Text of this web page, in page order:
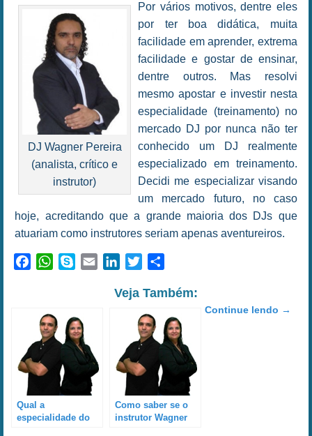
DJ Wagner Pereira
(analista, crítico e
instrutor)
Por vários motivos, dentre eles
por ter boa didática, muita
facilidade em aprender, extrema
facilidade e gostar de ensinar,
dentre outros. Mas resolvi
mesmo apostar e investir nesta
especialidade (treinamento) no
mercado DJ por nunca não ter
conhecido um DJ realmente
especializado em treinamento.
Decidi me especializar visando
um mercado futuro, no caso
hoje, acreditando que a grande maioria dos DJs que
atuariam como instrutores seriam apenas aventureiros.
FacebookWhatsApp
Skype Email LinkedInTwitter
Veja Também:
Qual a
especialidade do
Como saber se o
instrutor Wagner
Continue lendo →